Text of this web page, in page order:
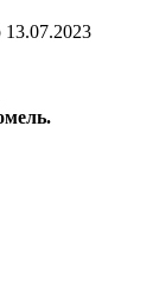
13.07.2023